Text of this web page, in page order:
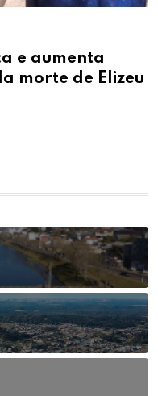
e aumenta
morte de Elizeu